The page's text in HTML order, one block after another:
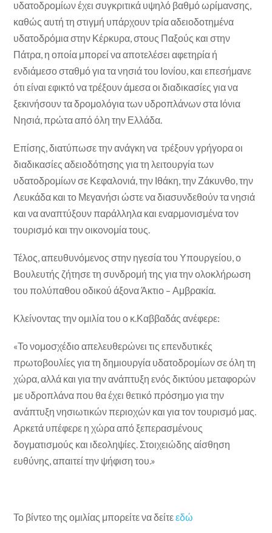
υδατοδρομίων έχει συγκριτικά υψηλό βαθμό ωρίμανσης,
καθώς αυτή τη στιγμή υπάρχουν τρία αδειοδοτημένα
υδατοδρόμια στην Κέρκυρα, στους Παξούς και στην
Πάτρα, η οποία μπορεί να αποτελέσει αφετηρία ή
ενδιάμεσο σταθμό για τα νησιά του Ιονίου, και επεσήμανε
ότι είναι εφικτό να τρέξουν άμεσα οι διαδικασίες για να
ξεκινήσουν τα δρομολόγια των υδροπλάνων στα Ιόνια
Νησιά, πρώτα από όλη την Ελλάδα.
Επίσης, διατύπωσε την ανάγκη να τρέξουν γρήγορα οι
διαδικασίες αδειοδότησης για τη λειτουργία των
υδατοδρομίων σε Κεφαλονιά, την Ιθάκη, την Ζάκυνθο, την
Λευκάδα και το Μεγανήσι ώστε να διασυνδεθούν τα νησιά
και να αναπτύξουν παράλληλα και εναρμονισμένα τον
τουρισμό και την οικονομία τους.
Τέλος, απευθυνόμενος στην ηγεσία του Υπουργείου, ο
Βουλευτής ζήτησε τη συνδρομή της για την ολοκλήρωση
του πολύπαθου οδικού άξονα Άκτιο – Αμβρακία.
Κλείνοντας την ομιλία του ο κ.Καββαδάς ανέφερε:
«Το νομοσχέδιο απελευθερώνει τις επενδυτικές
πρωτοβουλίες για τη δημιουργία υδατοδρομίων σε όλη τη
χώρα, αλλά και για την ανάπτυξη ενός δικτύου μεταφορών
με υδροπλάνα που θα έχει θετικό πρόσημο για την
ανάπτυξη νησιωτικών περιοχών και για τον τουρισμό μας.
Αρκετά υπέφερε η χώρα από ξεπερασμένους
δογματισμούς και ιδεοληψίες. Στοιχειώδης αίσθηση
ευθύνης, απαιτεί την ψήφιση του.»
Το βίντεο της ομιλίας μπορείτε να δείτεεδώ